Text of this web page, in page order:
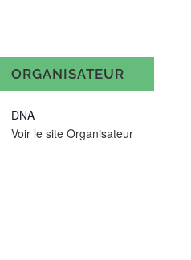
ORGANISATEUR
DNA
Voir le site Organisateur